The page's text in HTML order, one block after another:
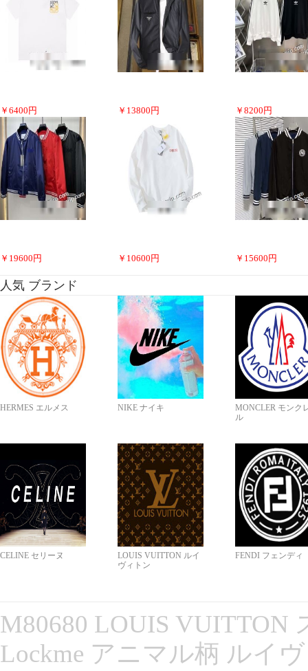
￥ 6400 円 ￥ 13800 円 ￥ 8200 円
￥ 19600 円 ￥ 10600 円 ￥ 15600 円
人気 ブランド
HERMES エルメス NIKE ナイキ
MONCLER モンク
ル
CELINE セリーヌ
LOUIS VUITTON ルイ
ヴィトン
FENDI フェンディ
M80680 LOUIS VUITTON
Lockme アニマル柄 ルイ